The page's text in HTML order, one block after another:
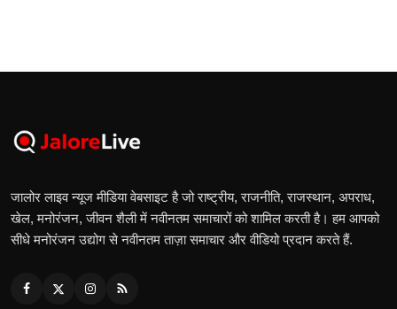
जालोर लाइव न्यूज मीडिया वेबसाइट है जो राष्ट्रीय, राजनीति, राजस्थान, अपराध,
खेल, मनोरंजन, जीवन शैली में नवीनतम समाचारों को शामिल करती है। हम आपको
सीधे मनोरंजन उद्योग से नवीनतम ताज़ा समाचार और वीडियो प्रदान करते हैं.